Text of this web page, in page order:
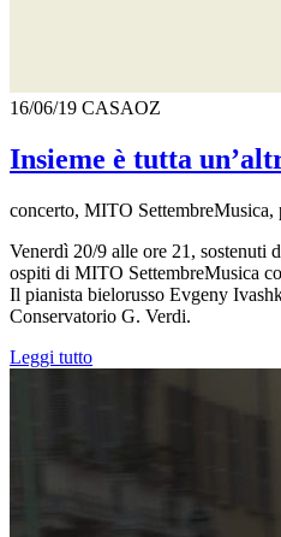
16/06/19 CASAOZ
Insieme è tutta
concerto, MITO
Venerdì 20/9 alle ore 21, sostenuti
ospiti di MITO SettembreMusica
Il pianista bielorusso Evgeny
Conservatorio G. Verdi.
Leggi tutto